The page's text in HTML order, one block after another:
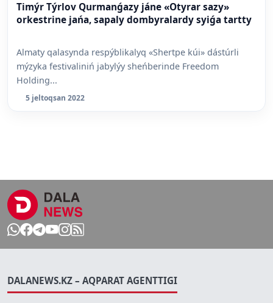
Timýr Týrlov Qurmanǵazy jáne «Otyrar sazy»
orkestrine jańa, sapaly dombyralardy syiǵa tartty
Almaty qalasynda respýblikalyq «Shertpe kúi» dástúrli
mýzyka festivaliniń jabylýy sheńberinde Freedom
Holding...
5 jeltoqsan 2022
DALANEWS.KZ – AQPARAT AGENTTIGI